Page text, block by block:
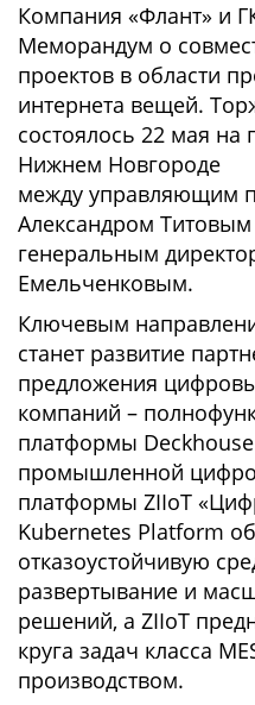
Компания «Флант» и
Меморандум о
проектов в области
интернета вещей.
состоялось 22 мая
Нижнем Новгороде
между управляющим
Александром
генеральным
Емельченковым.
Ключевым
станет развитие
предложения
компаний –
платформы
промышленной
платформы ZIIoT
Kubernetes Platform
отказоустойчивую
развертывание и
решений, а ZIIoT
круга задач класса
производством.